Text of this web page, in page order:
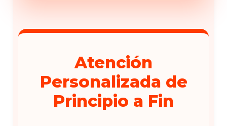
Atención
Personalizada de
Principio a Fin